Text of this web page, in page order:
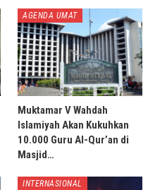
AGENDA UMAT
Muktamar V Wahdah
Islamiyah Akan Kukuhkan
10.000 Guru Al-Qur’an di
Masjid…
INTERNASIONAL